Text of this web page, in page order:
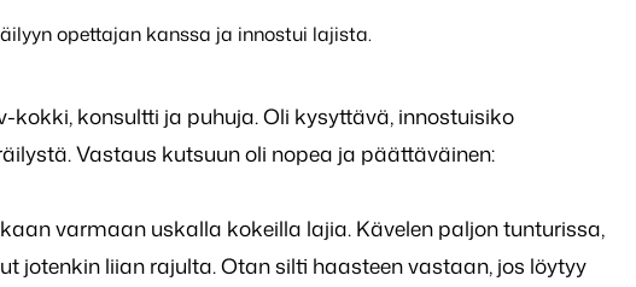
opettajan kanssa ja innostui lajista.
kokki, konsultti ja puhuja. Oli kysyttävä, innostuisiko
Vastaus kutsuun oli nopea ja päättäväinen:
varmaan uskalla kokeilla lajia. Kävelen paljon tunturissa,
jotenkin liian rajulta. Otan silti haasteen vastaan, jos löytyy